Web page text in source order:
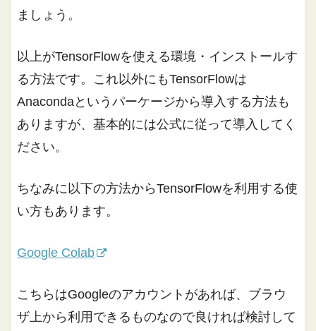
ましょう。
以上がTensorFlowを使える環境・インストールす
る方法です。これ以外にもTensorFlowは
Anacondaというパーケージから導入する方法も
ありますが、基本的には公式に従って導入してく
ださい。
ちなみに以下の方法からTensorFlowを利用する使
い方もあります。
Google Colab
こちらはGoogleのアカウントがあれば、ブラウ
ザ上から利用できるものなので良ければ検討して